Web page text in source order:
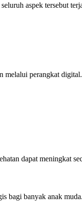
aspek tersebut
melalui perangkat digital.
dapat meningkat
bagi banyak anak muda.